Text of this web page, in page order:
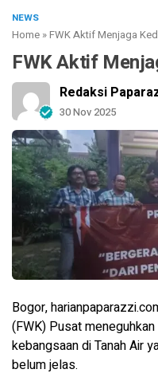
NEWS
Home »FWK Aktif Menjaga
FWK Aktif
Redaksi
30 Nov 2025
Bogor,
(FWK) Pusat
kebangsaan di Tanah Air
belum jelas.